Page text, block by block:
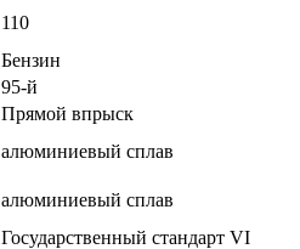
110
Бензин
95-й
Прямой впрыск
алюминиевый сплав
алюминиевый сплав
Государственный стандарт VI